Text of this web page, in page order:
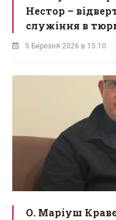
Нестор –
служіння в
5 Березня 2026 в 15:10
О. Маріуш